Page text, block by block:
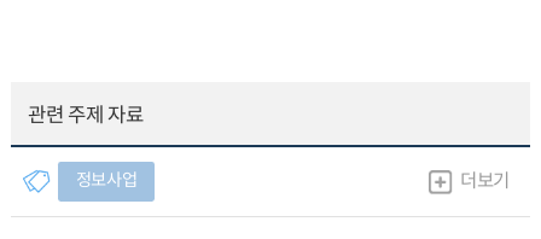
관련 주제 자료
정보사업 더보기